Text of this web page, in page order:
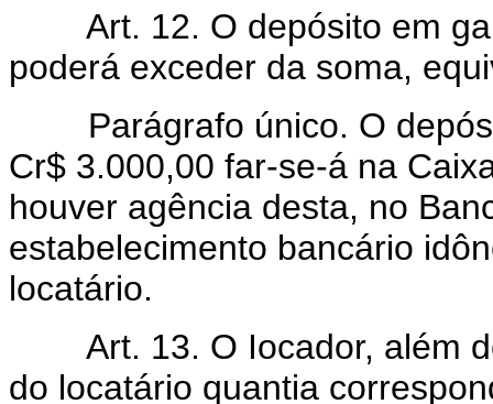
Art. 12. O depósito em
poderá exceder da soma,
Parágrafo único. O
Cr$ 3.000,00 far-se-á na
houver agência desta, no
estabelecimento bancário
locatário.
Art. 13. O Iocador, além
do locatário quantia